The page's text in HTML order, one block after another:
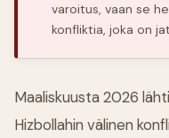
varoitus, vaan se
konfliktia, joka on
Maaliskuusta 2026
Hizbollahin välinen